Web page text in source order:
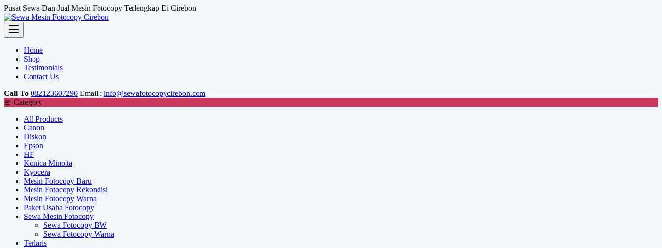
Skip
to
content
Pusat Sewa Dan Jual Mesin Fotocopy Terlengkap Di Cirebon
Home
Shop
Testimonials
Contact Us
Call To 082123607290 Email : info@sewafotocopycirebon.com
Category
All Products
Canon
Diskon
Epson
HP
Konica Minolta
Kyocera
Mesin Fotocopy Baru
Mesin Fotocopy Rekondisi
Mesin Fotocopy Warna
Paket Usaha Fotocopy
Sewa Mesin Fotocopy
Sewa Fotocopy BW
Sewa Fotocopy Warna
Terlaris